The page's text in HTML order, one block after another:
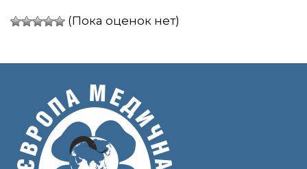
(Пока оценок нет)